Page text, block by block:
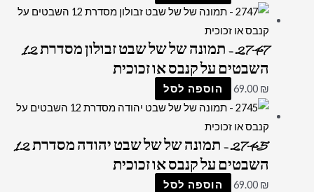
2747 – תמונה של של שבט זבולון מסדרת 12
השבטים על קנבס או זכוכית
69.00 ₪ הוספה לסל
2745 – תמונה של של שבט יהודה מסדרת 12
השבטים על קנבס או זכוכית
69.00 ₪ הוספה לסל